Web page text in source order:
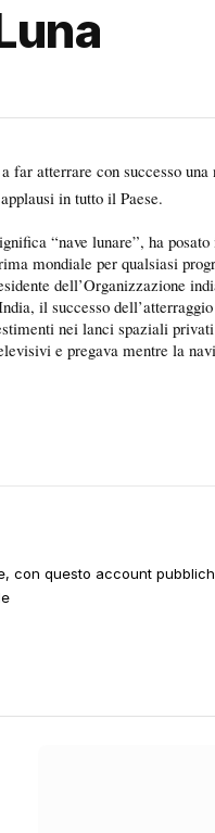
far atterrare con successo
in tutto il Paese.
“nave lunare”, ha
mondiale per qualsiasi
dell’Organizzazione
il successo
nei lanci spaziali
e pregava mentre la
con questo account